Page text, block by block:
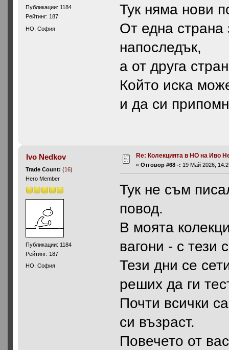
Публикации: 1184
Рейтинг: 187
HO, София
Тук няма нови
От една
напоследък,
а от друга
Който иска
и да си
Ivo Nedkov
Trade Count:(16)
Hero Member
Публикации: 1184
Рейтинг: 187
HO, София
Re: Колекцията в НО на Иво
«Отговор #68 -: 19 Май 2026,
Тук не съм
повод.
В моята
вагони - с тези
Тези дни се
реших да ги
Почти всички
си възраст.
Повечето от